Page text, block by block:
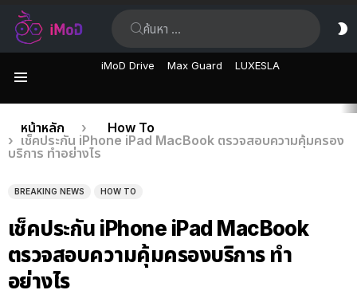
iMoD Drive Max Guard LUXESLA
เรื่อง
ล่าสุด
คุณอยู่ที่นี่:
หน้าหลัก
How To
เช็คประกัน iPhone iPad MacBook ตรวจสอบความคุ้มครอง
บริการ ทำอย่างไร
BREAKING NEWS HOW TO
เช็คประกัน iPhone iPad MacBook
ตรวจสอบความคุ้มครองบริการ ทำ
อย่างไร